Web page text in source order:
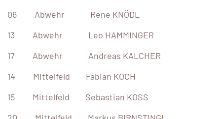
06 Abwehr Rene KNÖDL
13 Abwehr Leo HAMMINGER
17 Abwehr Andreas KALCHER
14 Mittelfeld Fabian KOCH
15 Mittelfeld Sebastian KOSS